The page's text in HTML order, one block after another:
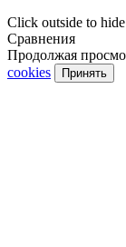
Click outside to
Сравнения
Продолжая
cookies
Принять